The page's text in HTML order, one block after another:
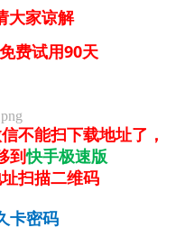
大家谅解
试用90天
扫下载地址了，
快手极速版
描二维码
卡密码